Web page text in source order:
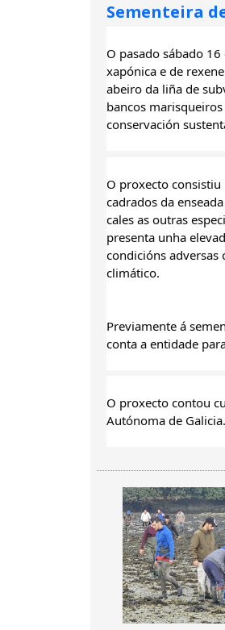
Sementeira
O pasado sábado
xapónica e de
abeiro da liña de
bancos
conservación
O proxecto
cadrados da
cales as outras
presenta unha
condicións adversas
climático.
Previamente á
conta a entidade
O proxecto contou
Autónoma de Galicia.